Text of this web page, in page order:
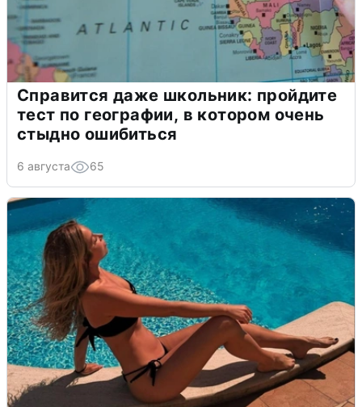
Справится даже школьник: пройдите
тест по географии, в котором очень
стыдно ошибиться
6 августа 65